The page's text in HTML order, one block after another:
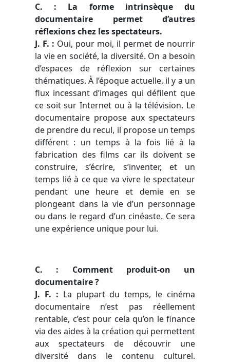
C. : La forme intrinsèque du
documentaire permet d’autres
réflexions chez les spectateurs.
J. F. : Oui, pour moi, il permet de nourrir
la vie en société, la diversité. On a besoin
d’espaces de réflexion sur certaines
thématiques. À l’époque actuelle, il y a un
flux incessant d’images qui défilent que
ce soit sur Internet ou à la télévision. Le
documentaire propose aux spectateurs
de prendre du recul, il propose un temps
différent : un temps à la fois lié à la
fabrication des films car ils doivent se
construire, s’écrire, s’inventer, et un
temps lié à ce que va vivre le spectateur
pendant une heure et demie en se
plongeant dans la vie d’un personnage
ou dans le regard d’un cinéaste. Ce sera
une expérience unique pour lui.
C. : Comment produit-on un
documentaire ?
J. F. : La plupart du temps, le cinéma
documentaire n’est pas réellement
rentable, c’est pour cela qu’on le finance
via des aides à la création qui permettent
aux spectateurs de découvrir une
diversité dans le contenu culturel.